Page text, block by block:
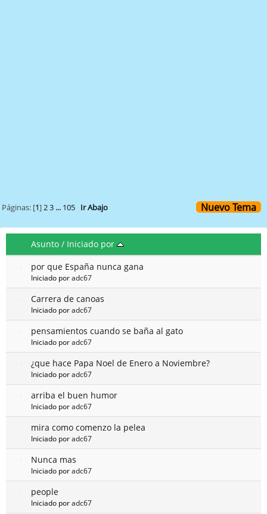
Páginas: [1]2 3 ... 105 Ir Abajo Nuevo Tema
Asunto / Iniciado por
por que España nunca gana
Iniciado poradc67
Carrera de canoas
Iniciado poradc67
pensamientos cuando se baña al gato
Iniciado poradc67
¿que hace Papa Noel de Enero a Noviembre?
Iniciado poradc67
arriba el buen humor
Iniciado poradc67
mira como comenzo la pelea
Iniciado poradc67
Nunca mas
Iniciado poradc67
people
Iniciado poradc67